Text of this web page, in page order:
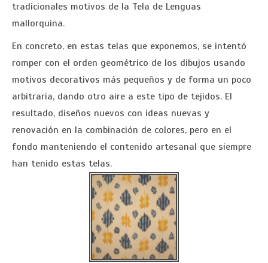
tradicionales motivos de la Tela de Lenguas
mallorquina.
En concreto, en estas telas que exponemos, se intentó
romper con el orden geométrico de los dibujos usando
motivos decorativos más pequeños y de forma un poco
arbitraria, dando otro aire a este tipo de tejidos. El
resultado, diseños nuevos con ideas nuevas y
renovación en la combinación de colores, pero en el
fondo manteniendo el contenido artesanal que siempre
han tenido estas telas.